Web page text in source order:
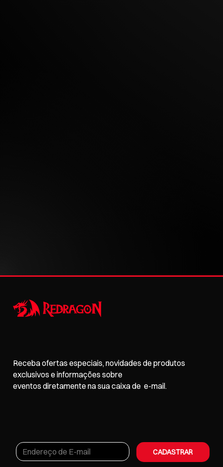
Receba ofertas especiais, novidades de produtos
exclusivos e informações sobre
eventos diretamente na sua caixa de e-mail.
CADASTRAR